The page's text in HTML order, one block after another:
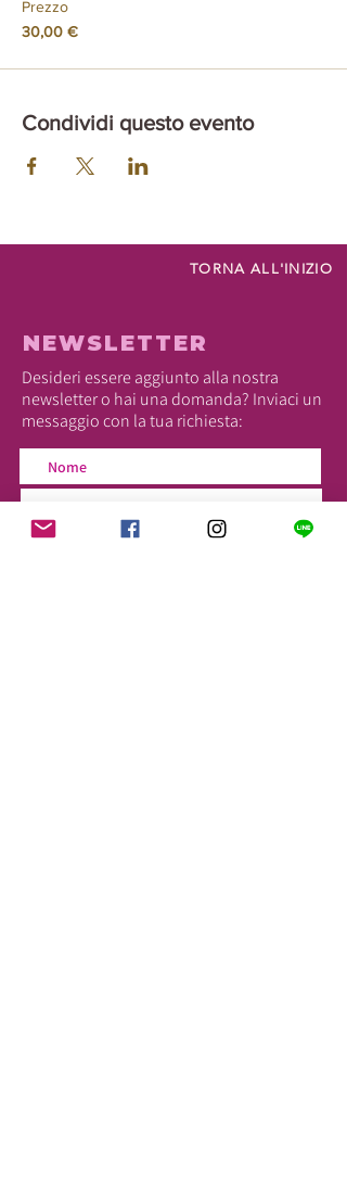
Prezzo
30,00 €
Condividi questo evento
TORNA ALL'INIZIO
NEWSLETTER
Desideri essere aggiunto alla nostra
newsletter o hai una domanda? Inviaci un
messaggio con la tua richiesta: